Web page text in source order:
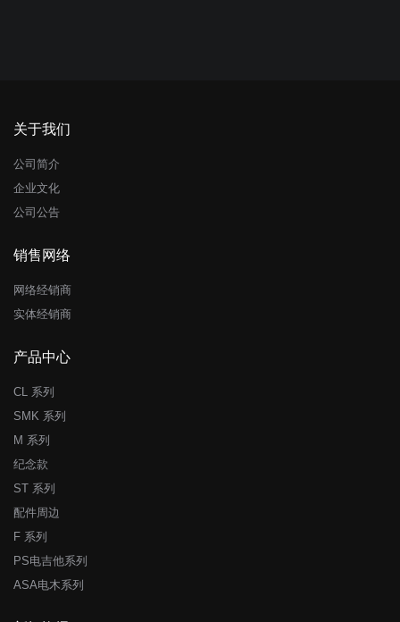
关于我们
公司简介
企业文化
公司公告
销售网络
网络经销商
实体经销商
产品中心
CL 系列
SMK 系列
M 系列
纪念款
ST 系列
配件周边
F 系列
PS电吉他系列
ASA电木系列